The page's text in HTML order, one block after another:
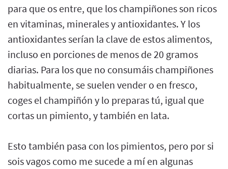
para que os entre, que los champiñones son ricos
en vitaminas, minerales y antioxidantes. Y los
antioxidantes serían la clave de estos alimentos,
incluso en porciones de menos de 20 gramos
diarias. Para los que no consumáis champiñones
habitualmente, se suelen vender o en fresco,
coges el champiñón y lo preparas tú, igual que
cortas un pimiento, y también en lata.
Esto también pasa con los pimientos, pero por si
sois vagos como me sucede a mí en algunas